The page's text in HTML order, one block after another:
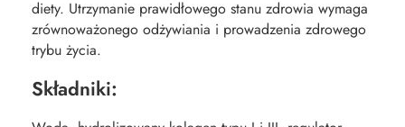
diety. Utrzymanie prawidłowego stanu zdrowia wymaga
zrównoważonego odżywiania i prowadzenia zdrowego
trybu życia.
Składniki: